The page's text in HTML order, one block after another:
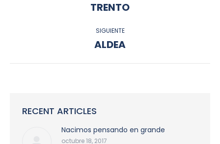
Álbum
TRENTO
SIGUIENTE
Álbum
ALDEA
RECENT ARTICLES
Nacimos pensando en grande
octubre 18, 2017